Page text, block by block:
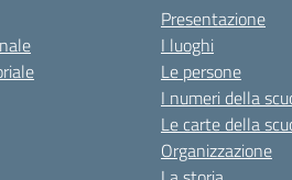
Presentazione
I luoghi
Le persone
I numeri della
Le carte della
Organizzazione